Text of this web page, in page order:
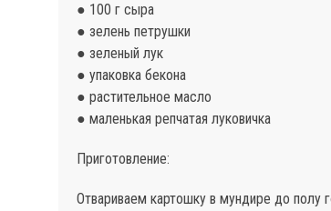
● 100 г сыра
● зелень петрушки
● зеленый лук
● упаковка бекона
● растительное масло
● маленькая репчатая луковичка
Приготовление:
Отвариваем картошку в мундире до полу